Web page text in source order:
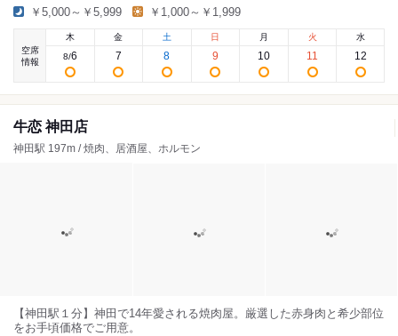
￥5,000～￥5,999 ￥1,000～￥1,999
空席
情報
木
8/6
金
7
土
8
日
9
月
10
火
11
水
12
牛恋 神田店
神田駅 197m / 焼肉、居酒屋、ホルモン
【神田駅１分】神田で14年愛される焼肉屋。厳選した赤身肉と希少部位
をお手頃価格でご用意。